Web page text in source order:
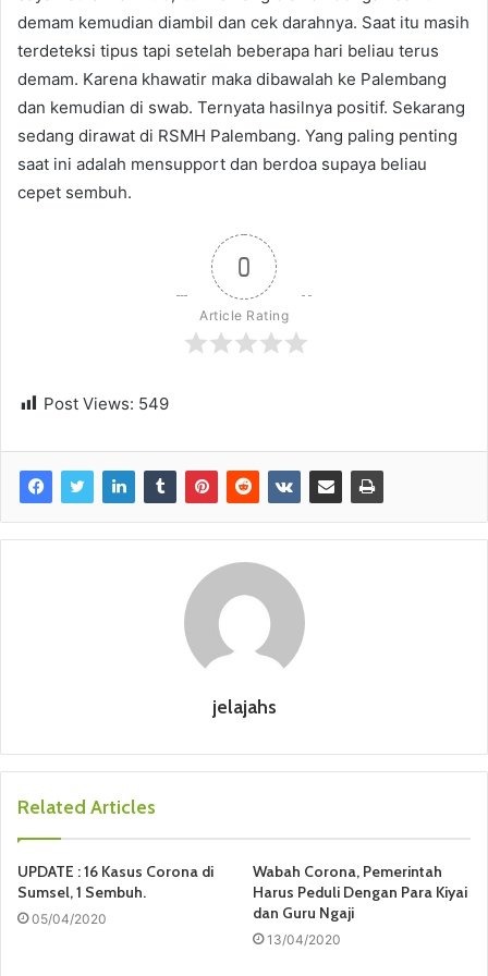
demam kemudian diambil dan cek darahnya. Saat itu masih
terdeteksi tipus tapi setelah beberapa hari beliau terus
demam. Karena khawatir maka dibawalah ke Palembang
dan kemudian di swab. Ternyata hasilnya positif. Sekarang
sedang dirawat di RSMH Palembang. Yang paling penting
saat ini adalah mensupport dan berdoa supaya beliau
cepet sembuh.
0
Article Rating
Post Views: 549
jelajahs
Related Articles
UPDATE : 16 Kasus Corona di
Sumsel, 1 Sembuh.
05/04/2020
Wabah Corona, Pemerintah
Harus Peduli Dengan Para Kiyai
dan Guru Ngaji
13/04/2020